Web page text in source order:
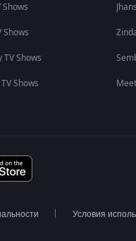
Shows
Shows
Shows
Meet
Условия